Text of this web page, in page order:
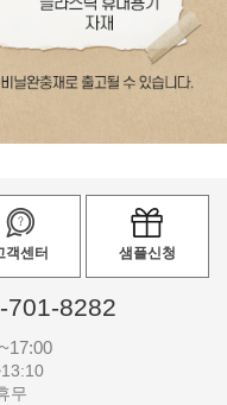
객센터 샘플신청
701-8282
무